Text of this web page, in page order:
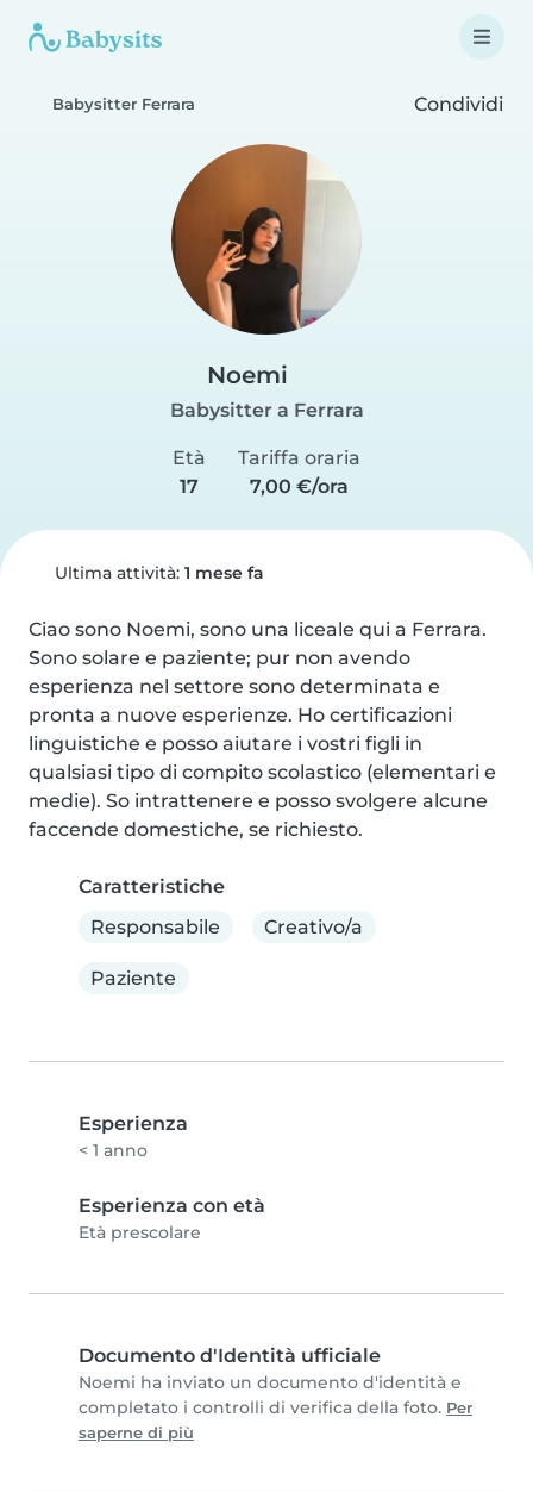
Babysitter Ferrara Condividi
Noemi
Babysitter a Ferrara
Età
17
Tariffa oraria
7,00 €/ora
Ultima attività: 1 mese fa
Ciao sono Noemi, sono una liceale qui a Ferrara.
Sono solare e paziente; pur non avendo
esperienza nel settore sono determinata e
pronta a nuove esperienze. Ho certificazioni
linguistiche e posso aiutare i vostri figli in
qualsiasi tipo di compito scolastico (elementari e
medie). So intrattenere e posso svolgere alcune
faccende domestiche, se richiesto.
Caratteristiche
Responsabile
Creativo/a
Paziente
Esperienza
< 1 anno
Esperienza con età
Età prescolare
Documento d'Identità ufficiale
Noemi ha inviato un documento d'identità e
completato i controlli di verifica della foto. Per
saperne di più